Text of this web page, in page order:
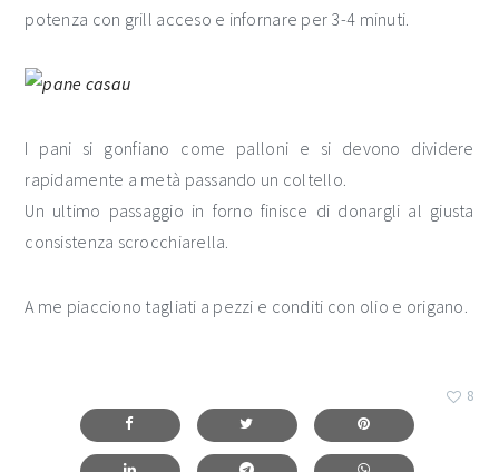
potenza con grill acceso e infornare per 3-4 minuti.
I pani si gonfiano come palloni e si devono dividere
rapidamente a metà passando un coltello.
Un ultimo passaggio in forno finisce di donargli al giusta
consistenza scrocchiarella.
A me piacciono tagliati a pezzi e conditi con olio e origano.
8